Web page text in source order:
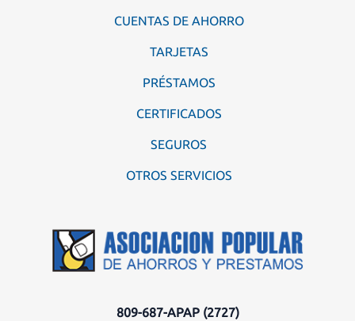
CUENTAS DE AHORRO
TARJETAS
PRÉSTAMOS
CERTIFICADOS
SEGUROS
OTROS SERVICIOS
809-687-APAP (2727)